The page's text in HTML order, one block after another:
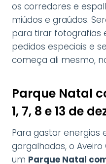
os corredores e
miúdos e graúdos.
para tirar fotografias
pedidos especiais e
começa ali mesmo,
Parque Natal
1, 7, 8 e 13 de
Para gastar energias
gargalhadas, o
um Parque Natal